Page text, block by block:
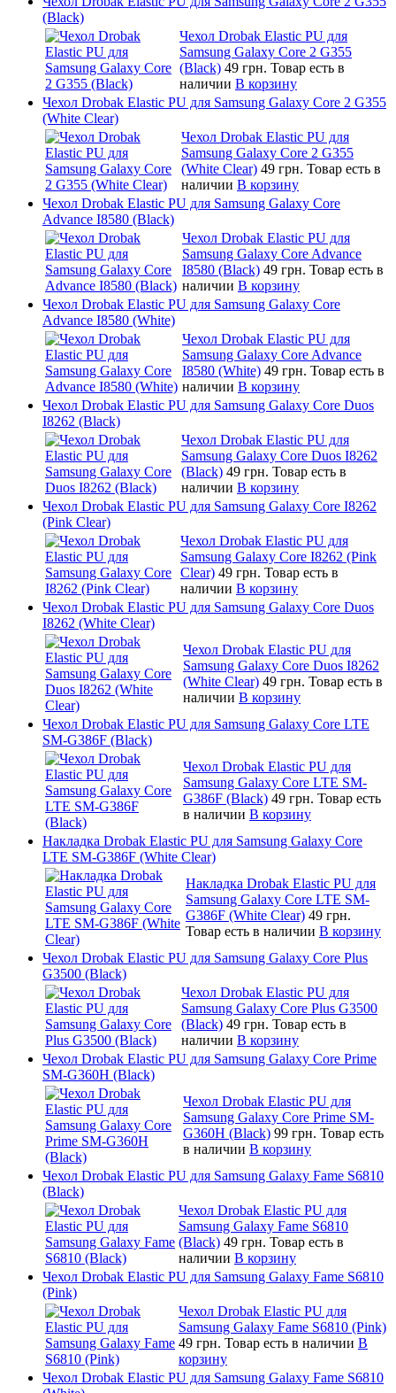
(Black)
Чехол Drobak Elastic PU для
Samsung Galaxy Core 2 G355
(Black) 49 грн. Товар есть в
наличии В корзину
Чехол Drobak Elastic PU для Samsung Galaxy Core 2 G355
(White Clear)
Чехол Drobak Elastic PU для
Samsung Galaxy Core 2 G355
(White Clear) 49 грн. Товар есть в
наличии В корзину
Чехол Drobak Elastic PU для Samsung Galaxy Core
Advance I8580 (Black)
Чехол Drobak Elastic PU для
Samsung Galaxy Core Advance
I8580 (Black) 49 грн. Товар есть в
наличии В корзину
Чехол Drobak Elastic PU для Samsung Galaxy Core
Advance I8580 (White)
Чехол Drobak Elastic PU для
Samsung Galaxy Core Advance
I8580 (White) 49 грн. Товар есть в
наличии В корзину
Чехол Drobak Elastic PU для Samsung Galaxy Core Duos
I8262 (Black)
Чехол Drobak Elastic PU для
Samsung Galaxy Core Duos I8262
(Black) 49 грн. Товар есть в
наличии В корзину
Чехол Drobak Elastic PU для Samsung Galaxy Core I8262
(Pink Clear)
Чехол Drobak Elastic PU для
Samsung Galaxy Core I8262 (Pink
Clear) 49 грн. Товар есть в
наличии В корзину
Чехол Drobak Elastic PU для Samsung Galaxy Core Duos
I8262 (White Clear)
Чехол Drobak Elastic PU для
Samsung Galaxy Core Duos I8262
(White Clear) 49 грн. Товар есть в
наличии В корзину
Чехол Drobak Elastic PU для Samsung Galaxy Core LTE
SM-G386F (Black)
Чехол Drobak Elastic PU для
Samsung Galaxy Core LTE SM-
G386F (Black) 49 грн. Товар есть
в наличии В корзину
Накладка Drobak Elastic PU для Samsung Galaxy Core
LTE SM-G386F (White Clear)
Накладка Drobak Elastic PU для
Samsung Galaxy Core LTE SM-
G386F (White Clear) 49 грн.
Товар есть в наличии В корзину
Чехол Drobak Elastic PU для Samsung Galaxy Core Plus
G3500 (Black)
Чехол Drobak Elastic PU для
Samsung Galaxy Core Plus G3500
(Black) 49 грн. Товар есть в
наличии В корзину
Чехол Drobak Elastic PU для Samsung Galaxy Core Prime
SM-G360H (Black)
Чехол Drobak Elastic PU для
Samsung Galaxy Core Prime SM-
G360H (Black) 99 грн. Товар есть
в наличии В корзину
Чехол Drobak Elastic PU для Samsung Galaxy Fame S6810
(Black)
Чехол Drobak Elastic PU для
Samsung Galaxy Fame S6810
(Black) 49 грн. Товар есть в
наличии В корзину
Чехол Drobak Elastic PU для Samsung Galaxy Fame S6810
(Pink)
Чехол Drobak Elastic PU для
Samsung Galaxy Fame S6810 (Pink)
49 грн. Товар есть в наличии В
корзину
Чехол Drobak Elastic PU для Samsung Galaxy Fame S6810